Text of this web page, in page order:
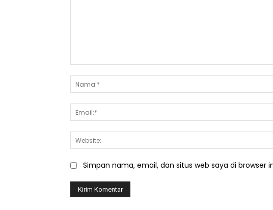
Simpan nama, email, dan situs web saya di browser